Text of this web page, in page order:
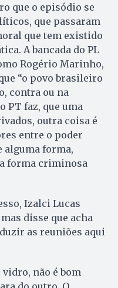
que o episódio se
que passaram
que tem existido
A bancada do PL
Rogério Marinho,
“o povo brasileiro
contra ou na
PT faz, que uma
outra coisa é
entre o poder
alguma forma,
forma criminosa
Izalci Lucas
disse que acha
as reuniões aqui
vidro, não é bom